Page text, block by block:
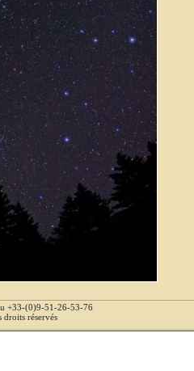
+33-(0)9-51-26-53-76
réservés